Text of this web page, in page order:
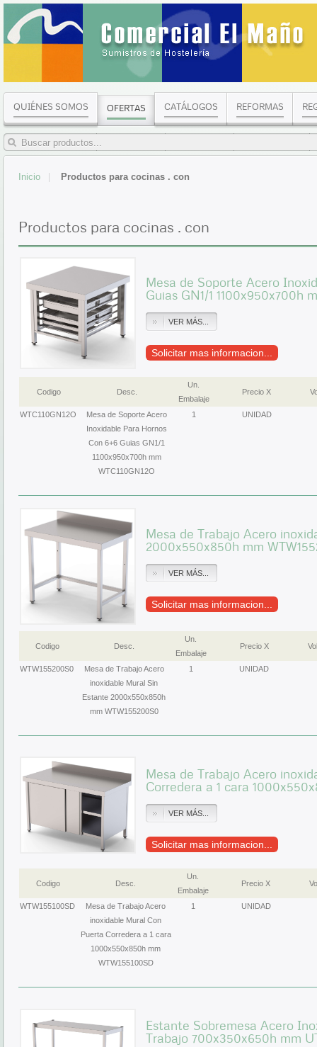
QUIÉNES SOMOS OFERTAS CATÁLOGOS REFORMAS
Inicio Productos para cocinas . con
Productos para cocinas . con
Mesa de Soporte Acero
Guias GN1/1 1100x950x700h
VER MÁS...
Solicitar mas informacion...
Codigo Desc.
Un.
Embalaje
Precio X
WTC110GN12O
Mesa de Soporte Acero
Inoxidable Para Hornos
Con 6+6 Guias GN1/1
1100x950x700h mm
WTC110GN12O
1 UNIDAD
Mesa de Trabajo Acero
2000x550x850h mm
VER MÁS...
Solicitar mas informacion...
Codigo Desc.
Un.
Embalaje
Precio X
WTW155200S0
Mesa de Trabajo Acero
inoxidable Mural Sin
Estante 2000x550x850h
mm WTW155200S0
1 UNIDAD
Mesa de Trabajo Acero
Corredera a 1 cara
VER MÁS...
Solicitar mas informacion...
Codigo Desc.
Un.
Embalaje
Precio X
WTW155100SD
Mesa de Trabajo Acero
inoxidable Mural Con
Puerta Corredera a 1 cara
1000x550x850h mm
WTW155100SD
1 UNIDAD
Estante Sobremesa Acero
Trabajo 700x350x650h mm